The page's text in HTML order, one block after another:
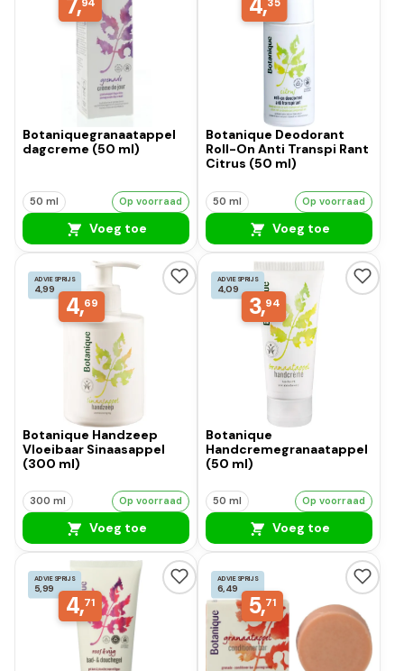
7,94
Botaniquegranaatappel
dagcreme (50 ml)
50 ml Op voorraad
Voeg toe
4,35
Botanique Deodorant
Roll-On Anti Transpi Rant
Citrus (50 ml)
50 ml Op voorraad
Voeg toe
ADVIESPRIJS
4,99
4,69
Botanique Handzeep
Vloeibaar Sinaasappel
(300 ml)
300 ml Op voorraad
Voeg toe
ADVIESPRIJS
4,09
3,94
Botanique
Handcremegranaatappel
(50 ml)
50 ml Op voorraad
Voeg toe
ADVIESPRIJS
5,99
4,71
ADVIESPRIJS
6,49
5,71